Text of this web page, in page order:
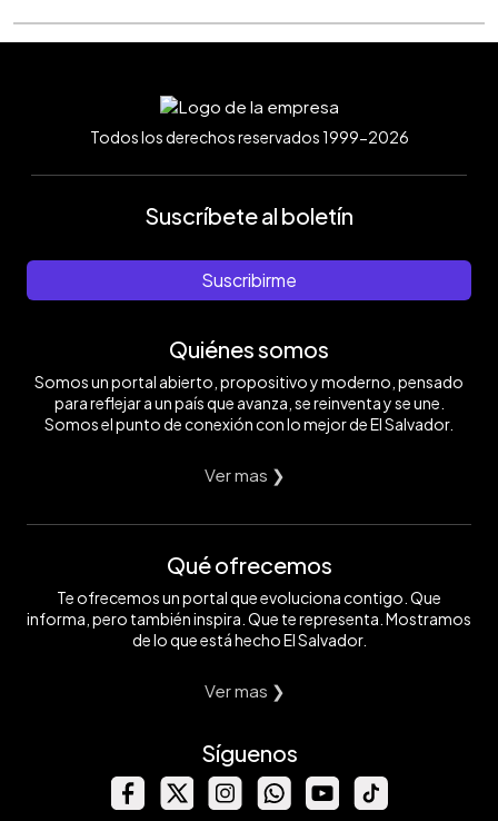
Todos los derechos reservados 1999-2026
Suscríbete al boletín
Suscribirme
Quiénes somos
Somos un portal abierto, propositivo y moderno, pensado
para reflejar a un país que avanza, se reinventa y se une.
Somos el punto de conexión con lo mejor de El Salvador.
Ver mas ❯
Qué ofrecemos
Te ofrecemos un portal que evoluciona contigo. Que
informa, pero también inspira. Que te representa. Mostramos
de lo que está hecho El Salvador.
Ver mas ❯
Síguenos